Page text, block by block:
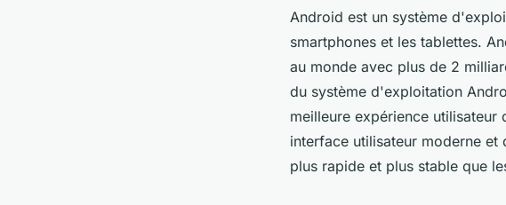
Android est un système
smartphones et les tablettes.
au monde avec plus de 2
du système d'exploitation
meilleure expérience
interface utilisateur moderne
plus rapide et plus stable que